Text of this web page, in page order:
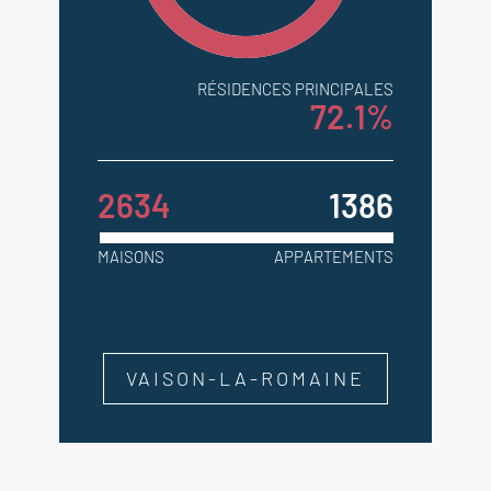
RÉSIDENCES PRINCIPALES
72.1%
2634 1386
MAISONS APPARTEMENTS
VAISON-LA-ROMAINE